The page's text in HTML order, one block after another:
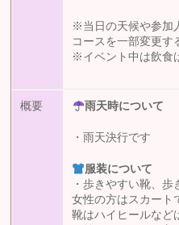
※当日の天候や参加
コースを一部変更す
※イベント中は飲食
概要 雨天時について
・雨天決行です
服装について
・歩きやすい靴、歩
女性の方はスカート
靴はハイヒールなど